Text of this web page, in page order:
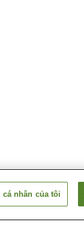
nhân của tôi